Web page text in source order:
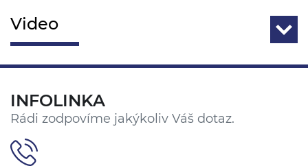
Video
INFOLINKA
Rádi zodpovíme jakýkoliv Váš dotaz.